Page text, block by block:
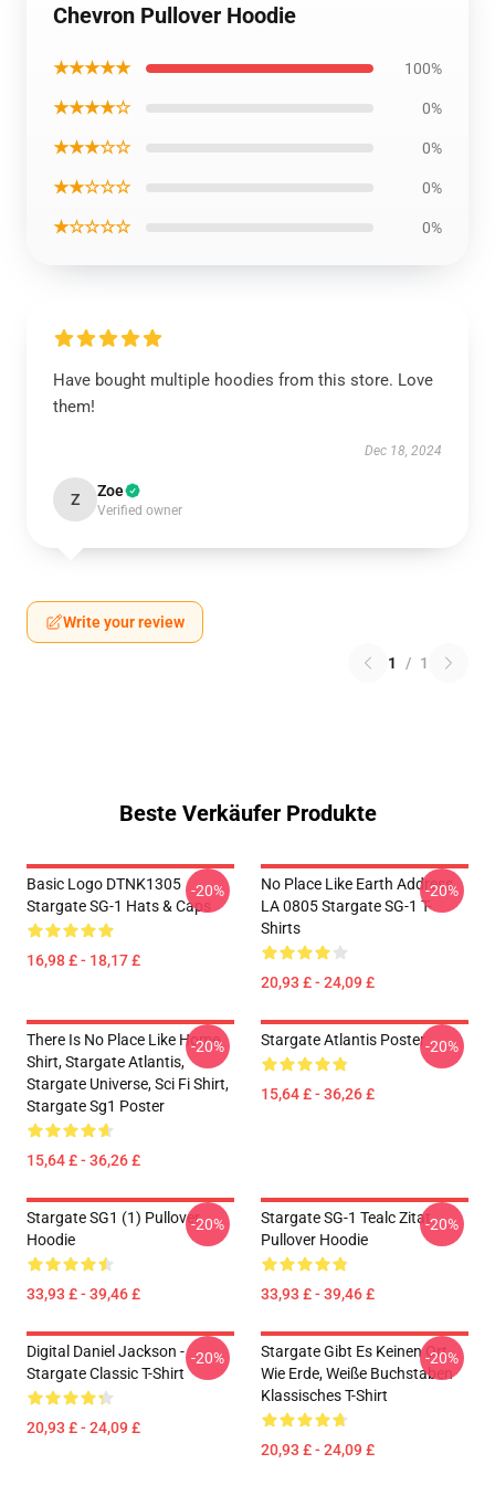
Chevron Pullover Hoodie
★★★★★ 100%
★★★★☆ 0%
★★★☆☆ 0%
★★☆☆☆ 0%
★☆☆☆☆ 0%
Have bought multiple hoodies from this store. Love
them!
Dec 18, 2024
Z Zoe
Verified owner
Write your review
1 / 1
Beste Verkäufer Produkte
Basic Logo DTNK1305
Stargate SG-1 Hats & Caps
16,98 £ - 18,17 £
-20%
No Place Like Earth Address
LA 0805 Stargate SG-1 T-
Shirts
20,93 £ - 24,09 £
-20%
There Is No Place Like Home
Shirt, Stargate Atlantis,
Stargate Universe, Sci Fi Shirt,
Stargate Sg1 Poster
15,64 £ - 36,26 £
-20% Stargate Atlantis Poster
15,64 £ - 36,26 £
-20%
Stargate SG1 (1) Pullover
Hoodie
33,93 £ - 39,46 £
-20%
Stargate SG-1 Tealc Zitat
Pullover Hoodie
33,93 £ - 39,46 £
-20%
Digital Daniel Jackson -
Stargate Classic T-Shirt
20,93 £ - 24,09 £
-20%
Stargate Gibt Es Keinen Ort
Wie Erde, Weiße Buchstaben
Klassisches T-Shirt
20,93 £ - 24,09 £
-20%